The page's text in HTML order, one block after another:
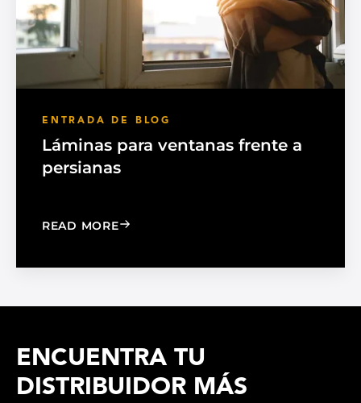
ENTRADA DE BLOG
Láminas para ventanas frente a
persianas
READ MORE: WINDOW FILM VS. WINDOW
ENCUENTRA TU
DISTRIBUIDOR MÁS